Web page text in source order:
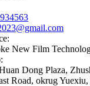
New Film
Dong Plaza,
Road, okrug